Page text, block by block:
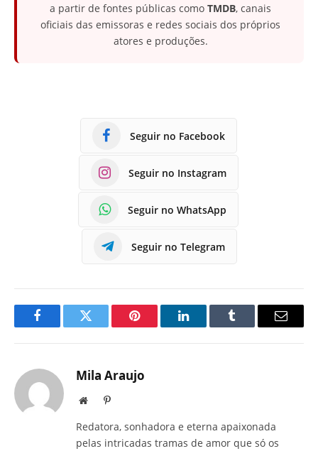
a partir de fontes públicas como TMDB, canais
oficiais das emissoras e redes sociais dos próprios
atores e produções.
Seguir no Facebook
Seguir no Instagram
Seguir no WhatsApp
Seguir no Telegram
FacebookTwitter Pinterest LinkedInTumblr
E-
Mila Araujo
Site Pinterest
Redatora, sonhadora e eterna apaixonada
pelas intricadas tramas de amor que só os